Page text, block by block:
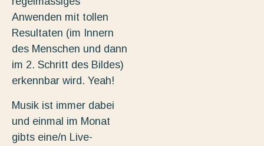
Anwenden mit tollen
Resultaten (im Innern
des Menschen und dann
im 2. Schritt des Bildes)
erkennbar wird. Yeah!
Musik ist immer dabei
und einmal im Monat
gibts eine/n Live-